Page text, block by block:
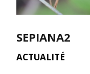
SEPIANA2
ACTUALITÉ